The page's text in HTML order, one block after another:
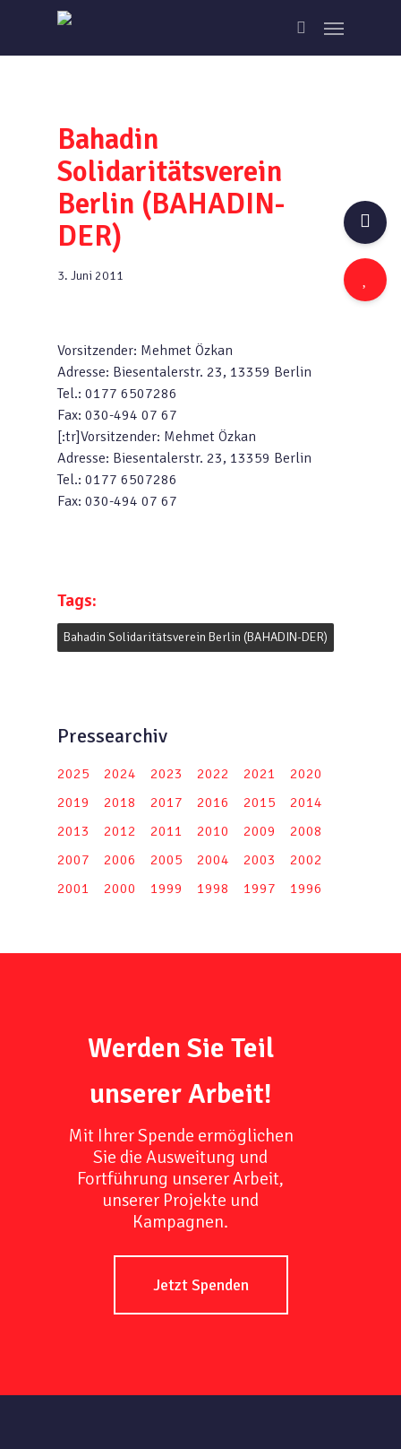
main
search
Menu
Bahadin
Solidaritätsverein
Berlin (BAHADIN-
DER)
3. Juni 2011
Vorsitzender: Mehmet Özkan
Adresse: Biesentalerstr. 23, 13359 Berlin
Tel.: 0177 6507286
Fax: 030-494 07 67
[:tr]Vorsitzender: Mehmet Özkan
Adresse: Biesentalerstr. 23, 13359 Berlin
Tel.: 0177 6507286
Fax: 030-494 07 67
Tags:
Bahadin Solidaritätsverein Berlin (BAHADIN-DER)
Pressearchiv
2025 2024 2023 2022 2021
2020
2019
2018 2017 2016 2015
2014
2013
2012 2011 2010 2009
2008
2007
2006 2005 2004 2003
2002
2001
2000 1999 1998 1997 1996
Werden Sie Teil
unserer Arbeit!
Mit Ihrer Spende ermöglichen
Sie die Ausweitung und
Fortführung unserer Arbeit,
unserer Projekte und
Kampagnen.
Jetzt Spenden